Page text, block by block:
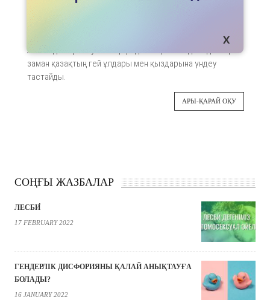
27
жолында тер төгуге шақырады. Уақыт келді! Енді жаңа
заман қазақтың гей ұлдары мен қыздарына үндеу
тастайды.
АРЫ-ҚАРАЙ ОҚУ
СОҢҒЫ ЖАЗБАЛАР
ЛЕСБИ́
17 FEBRUARY 2022
ГЕНДЕРЛІК ДИСФОРИЯНЫ ҚАЛАЙ АНЫҚТАУҒА
БОЛАДЫ?
16 JANUARY 2022